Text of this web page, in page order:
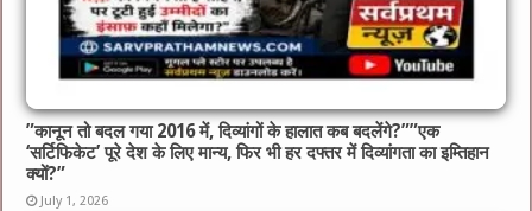
​”कानून तो बदल गया 2016 में, दिव्यांगों के हालात कब बदलेंगे?”​”एक
‘सर्टिफिकेट’ पूरे देश के लिए मान्य, फिर भी हर दफ्तर में दिव्यांगता का इम्तिहान
क्यों?”
July 1, 2026